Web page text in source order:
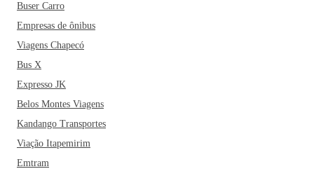
Buser Carro
Empresas de ônibus
Viagens Chapecó
Bus X
Expresso JK
Belos Montes Viagens
Kandango Transportes
Viação Itapemirim
Emtram